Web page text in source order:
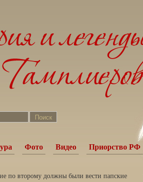
Фото Видео Приорство РФ
по второму должны были вести папские